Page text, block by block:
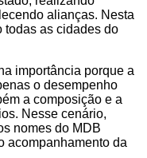
alianças. Nesta
todas as cidades do
importância porque a
o desempenho
a composição e a
Nesse cenário,
nomes do MDB
acompanhamento da